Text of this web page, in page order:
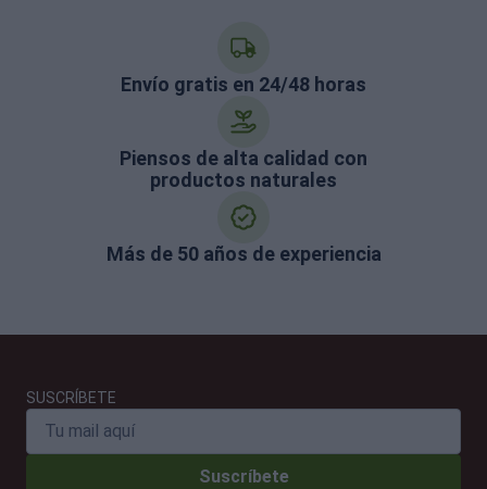
Envío gratis en 24/48 horas
Piensos de alta calidad con
productos naturales
Más de 50 años de experiencia
SUSCRÍBETE
Suscríbete